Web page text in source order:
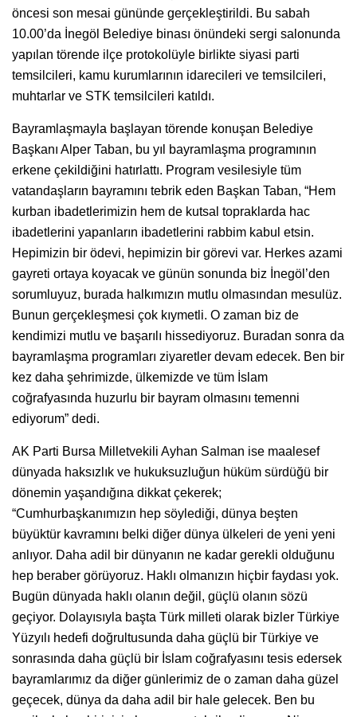
öncesi son mesai gününde gerçekleştirildi. Bu sabah
10.00’da İnegöl Belediye binası önündeki sergi salonunda
yapılan törende ilçe protokolüyle birlikte siyasi parti
temsilcileri, kamu kurumlarının idarecileri ve temsilcileri,
muhtarlar ve STK temsilcileri katıldı.
Bayramlaşmayla başlayan törende konuşan Belediye
Başkanı Alper Taban, bu yıl bayramlaşma programının
erkene çekildiğini hatırlattı. Program vesilesiyle tüm
vatandaşların bayramını tebrik eden Başkan Taban, “Hem
kurban ibadetlerimizin hem de kutsal topraklarda hac
ibadetlerini yapanların ibadetlerini rabbim kabul etsin.
Hepimizin bir ödevi, hepimizin bir görevi var. Herkes azami
gayreti ortaya koyacak ve günün sonunda biz İnegöl’den
sorumluyuz, burada halkımızın mutlu olmasından mesulüz.
Bunun gerçekleşmesi çok kıymetli. O zaman biz de
kendimizi mutlu ve başarılı hissediyoruz. Buradan sonra da
bayramlaşma programları ziyaretler devam edecek. Ben bir
kez daha şehrimizde, ülkemizde ve tüm İslam
coğrafyasında huzurlu bir bayram olmasını temenni
ediyorum” dedi.
AK Parti Bursa Milletvekili Ayhan Salman ise maalesef
dünyada haksızlık ve hukuksuzluğun hüküm sürdüğü bir
dönemin yaşandığına dikkat çekerek;
“Cumhurbaşkanımızın hep söylediği, dünya beşten
büyüktür kavramını belki diğer dünya ülkeleri de yeni yeni
anlıyor. Daha adil bir dünyanın ne kadar gerekli olduğunu
hep beraber görüyoruz. Haklı olmanızın hiçbir faydası yok.
Bugün dünyada haklı olanın değil, güçlü olanın sözü
geçiyor. Dolayısıyla başta Türk milleti olarak bizler Türkiye
Yüzyılı hedefi doğrultusunda daha güçlü bir Türkiye ve
sonrasında daha güçlü bir İslam coğrafyasını tesis edersek
bayramlarımız da diğer günlerimiz de o zaman daha güzel
geçecek, dünya da daha adil bir hale gelecek. Ben bu